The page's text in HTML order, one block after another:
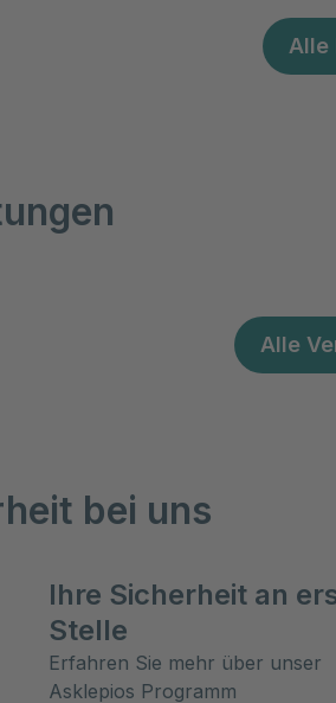
Alle
Alle
bei uns
Ihre Sicherheit an
Stelle
Erfahren Sie mehr über unser
Asklepios Programm